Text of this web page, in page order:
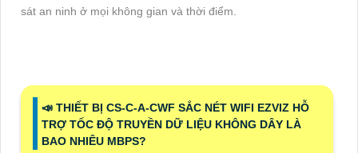
sát an ninh ở mọi không gian và thời điểm.
📣 THIẾT BỊ CS-C-A-CWF SẮC NÉT WIFI EZVIZ HỖ
TRỢ TỐC ĐỘ TRUYỀN DỮ LIỆU KHÔNG DÂY LÀ
BAO NHIÊU MBPS?